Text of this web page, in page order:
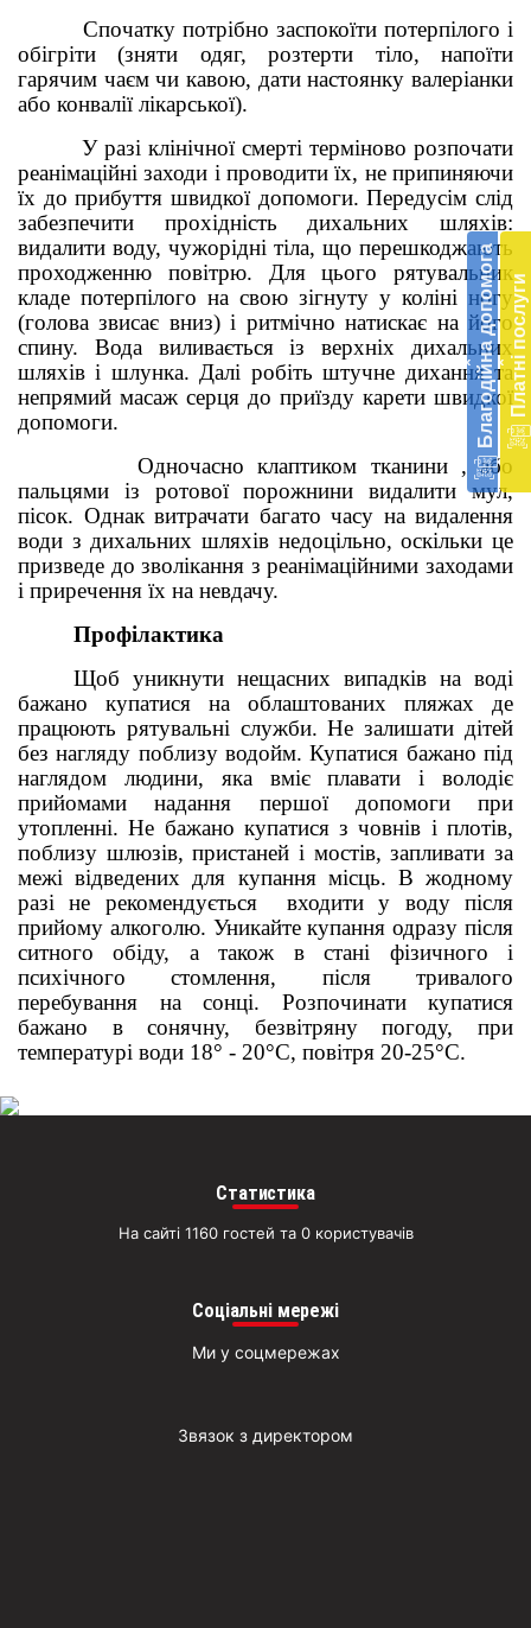
‹Благодійна допомога‹Платні послуги
Спочатку потрібно заспокоїти потерпілого і
обігріти (зняти одяг, розтерти тіло, напоїти
гарячим чаєм чи кавою, дати настоянку валеріанки
або конвалії лікарської).
У разі клінічної смерті терміново розпочати
реанімаційні заходи і проводити їх, не припиняючи
їх до прибуття швидкої допомоги. Передусім слід
забезпечити прохідність дихальних шляхів:
видалити воду, чужорідні тіла, що перешкоджають
проходженню повітрю. Для цього рятувальник
кладе потерпілого на свою зігнуту у коліні ногу
(голова звисає вниз) і ритмічно натискає на його
спину. Вода виливається із верхніх дихальних
шляхів і шлунка. Далі робіть штучне дихання та
непрямий масаж серця до приїзду карети швидкої
допомоги.
Одночасно клаптиком тканини , або
пальцями із ротової порожнини видалити мул,
пісок. Однак витрачати багато часу на видалення
води з дихальних шляхів недоцільно, оскільки це
призведе до зволікання з реанімаційними заходами
і приречення їх на невдачу.
Профілактика
Щоб уникнути нещасних випадків на воді
бажано купатися на облаштованих пляжах де
працюють рятувальні служби. Не залишати дітей
без нагляду поблизу водойм. Купатися бажано під
наглядом людини, яка вміє плавати і володіє
прийомами надання першої допомоги при
утопленні. Не бажано купатися з човнів і плотів,
поблизу шлюзів, пристаней і мостів, запливати за
межі відведених для купання місць. В жодному
разі не рекомендується входити у воду після
прийому алкоголю. Уникайте купання одразу після
ситного обіду, а також в стані фізичного і
психічного стомлення, після тривалого
перебування на сонці. Розпочинати купатися
бажано в сонячну, безвітряну погоду, при
температурі води 18° - 20°С, повітря 20-25°С.
Статистика
На сайті 1160 гостей та 0 користувачів
Соціальні мережі
Ми у соцмережах
Звязок з директором